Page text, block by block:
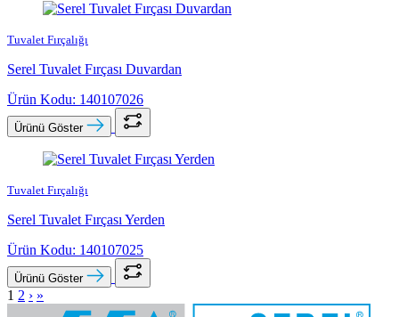
Tuvalet Fırçalığı
Serel Tuvalet Fırçası Duvardan
Ürün Kodu: 140107026
Ürünü Göster
Tuvalet Fırçalığı
Serel Tuvalet Fırçası Yerden
Ürün Kodu: 140107025
Ürünü Göster
1 2 › »